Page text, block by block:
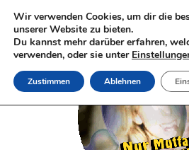
Wir verwenden Cookies, um dir die
unserer Website zu bieten.
Du kannst mehr darüber erfahren,
verwenden, oder sie unter
Zustimmen Ablehnen